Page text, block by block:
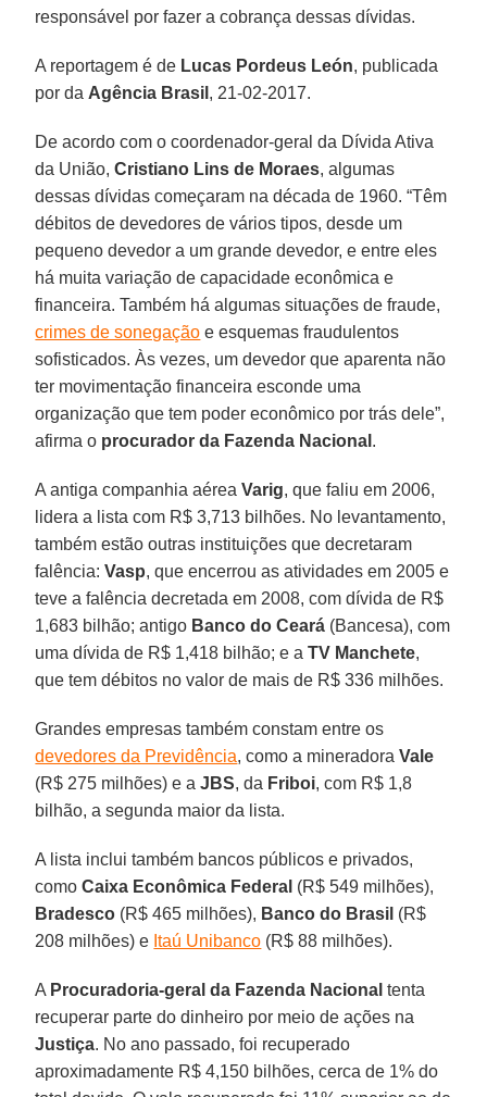
responsável por fazer a cobrança dessas dívidas.
A reportagem é de Lucas Pordeus León, publicada
por da Agência Brasil , 21-02-2017.
De acordo com o coordenador-geral da Dívida Ativa
da União,Cristiano Lins de Moraes, algumas
dessas dívidas começaram na década de 1960. “Têm
débitos de devedores de vários tipos, desde um
pequeno devedor a um grande devedor, e entre eles
há muita variação de capacidade econômica e
financeira. Também há algumas situações de fraude,
crimes de sonegação e esquemas fraudulentos
sofisticados. Às vezes, um devedor que aparenta não
ter movimentação financeira esconde uma
organização que tem poder econômico por trás dele”,
afirma o procurador da Fazenda Nacional .
A antiga companhia aéreaVarig, que faliu em 2006,
lidera a lista com R$ 3,713 bilhões. No levantamento,
também estão outras instituições que decretaram
falência:Vasp, que encerrou as atividades em 2005 e
teve a falência decretada em 2008, com dívida de R$
1,683 bilhão; antigo Banco do Ceará (Bancesa), com
uma dívida de R$ 1,418 bilhão; e aTV Manchete,
que tem débitos no valor de mais de R$ 336 milhões.
Grandes empresas também constam entre os
devedores da Previdência, como a mineradoraVale
(R$ 275 milhões) e aJBS, da Friboi, com R$ 1,8
bilhão, a segunda maior da lista.
A lista inclui também bancos públicos e privados,
comoCaixa Econômica Federal (R$ 549 milhões),
Bradesco (R$ 465 milhões), Banco do Brasil (R$
208 milhões) e Itaú Unibanco (R$ 88 milhões).
A Procuradoria-geral da Fazenda Nacional tenta
recuperar parte do dinheiro por meio de ações na
Justiça. No ano passado, foi recuperado
aproximadamente R$ 4,150 bilhões, cerca de 1% do